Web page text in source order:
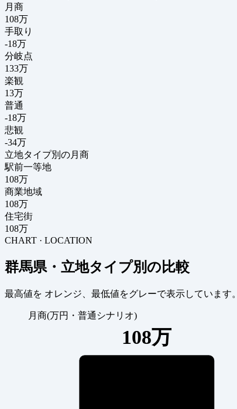
月商
108万
手取り
-18万
分岐点
133万
楽観
13万
普通
-18万
悲観
-34万
立地タイプ別の月商
駅前一等地
108万
商業地域
108万
住宅街
108万
CHART · LOCATION
群馬県・立地タイプ別の比較
最高値を オレンジ 、最低値をグレーで表示しています。
月商(万円・普通シナリオ)
108万